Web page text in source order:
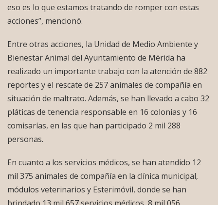
eso es lo que estamos tratando de romper con estas
acciones”, mencionó.
Entre otras acciones, la Unidad de Medio Ambiente y
Bienestar Animal del Ayuntamiento de Mérida ha
realizado un importante trabajo con la atención de 882
reportes y el rescate de 257 animales de compañía en
situación de maltrato. Además, se han llevado a cabo 32
pláticas de tenencia responsable en 16 colonias y 16
comisarías, en las que han participado 2 mil 288
personas.
En cuanto a los servicios médicos, se han atendido 12
mil 375 animales de compañía en la clínica municipal,
módulos veterinarios y Esterimóvil, donde se han